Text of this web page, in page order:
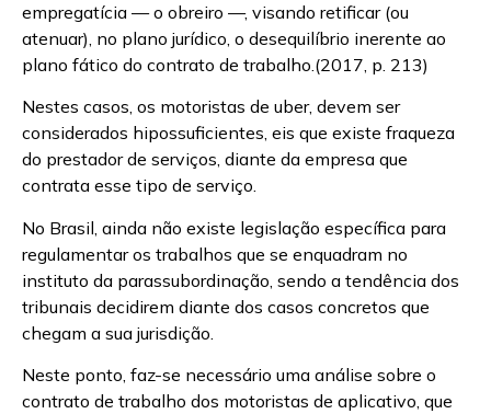
empregatícia — o obreiro —, visando retificar (ou
atenuar), no plano jurídico, o desequilíbrio inerente ao
plano fático do contrato de trabalho.(2017, p. 213)
Nestes casos, os motoristas de uber, devem ser
considerados hipossuficientes, eis que existe fraqueza
do prestador de serviços, diante da empresa que
contrata esse tipo de serviço.
No Brasil, ainda não existe legislação específica para
regulamentar os trabalhos que se enquadram no
instituto da parassubordinação, sendo a tendência dos
tribunais decidirem diante dos casos concretos que
chegam a sua jurisdição.
Neste ponto, faz-se necessário uma análise sobre o
contrato de trabalho dos motoristas de aplicativo, que